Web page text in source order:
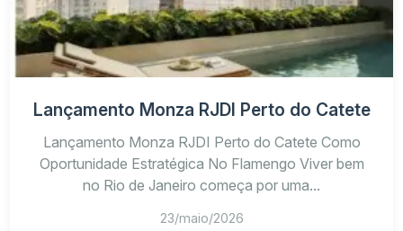
Tipologia Característica principal Perfil
Studio
Ambiente compacto e
integrado
Moradia
investimento
Configuração com maior
flexibilidade interna
Casais, home
Lançamento Monza RJDI Perto do Catete
Lançamento Monza RJDI Perto do Catete Como
Oportunidade Estratégica No Flamengo Viver bem
no Rio de Janeiro começa por uma...
23/maio/2026